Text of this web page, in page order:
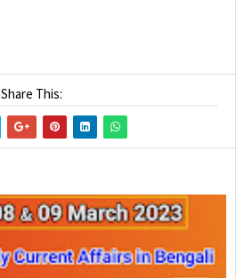
Share This: